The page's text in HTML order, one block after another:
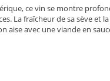
ce vin se montre
La fraîcheur de sa sève et
aise avec une viande en